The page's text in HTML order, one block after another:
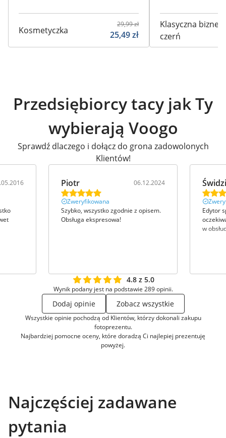
Kosmetyczka
29,99zł
25,49zł
Klasyczna
czerń
Przedsiębiorcy tacy jak Ty
wybierają Voogo
Sprawdź dlaczego i dołącz do grona zadowolonych
Klientów!
Piotr 06.12.2024
Zweryfikowana
Szybko, wszystko zgodnie z opisem.
Obsługa ekspresowa!
Edytor
w
4.8 z 5.0
Wynik podany jest na podstawie 289 opinii.
Dodaj opinie Zobacz wszystkie
Wszystkie opinie pochodzą od Klientów, którzy dokonali zakupu
fotoprezentu.
Najbardziej pomocne oceny, które doradzą Ci najlepiej prezentuję
powyżej.
Najczęściej zadawane
pytania